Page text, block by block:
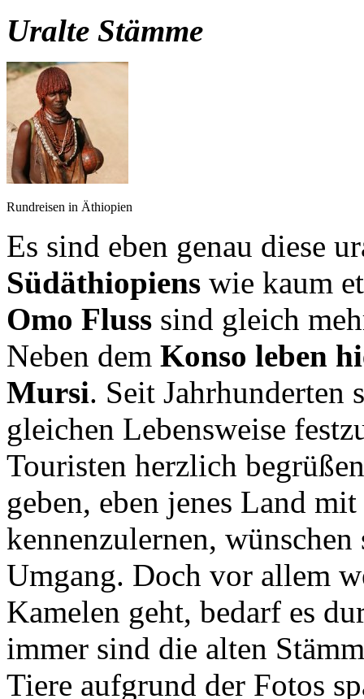
Uralte Stämme
Rundreisen in Äthiopien
Es sind eben genau diese
Südäthiopiens wie kaum
Omo Fluss sind gleich
Neben dem Konso leben
Mursi. Seit Jahrhunderten
gleichen Lebensweise
Touristen herzlich
geben, eben jenes Land
kennenzulernen,
Umgang. Doch vor allem
Kamelen geht, bedarf es
immer sind die alten
Tiere aufgrund der Fotos